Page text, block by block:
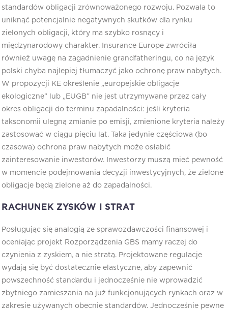
standardów obligacji zrównoważonego rozwoju. Pozwala to
uniknąć potencjalnie negatywnych skutków dla rynku
zielonych obligacji, który ma szybko rosnący i
międzynarodowy charakter. Insurance Europe zwróciła
również uwagę na zagadnienie grandfatheringu, co na język
polski chyba najlepiej tłumaczyć jako ochronę praw nabytych.
W propozycji KE określenie „europejskie obligacje
ekologiczne” lub „EUGB” nie jest utrzymywane przez cały
okres obligacji do terminu zapadalności: jeśli kryteria
taksonomii ulegną zmianie po emisji, zmienione kryteria należy
zastosować w ciągu pięciu lat. Taka jedynie częściowa (bo
czasowa) ochrona praw nabytych może osłabić
zainteresowanie inwestorów. Inwestorzy muszą mieć pewność
w momencie podejmowania decyzji inwestycyjnych, że zielone
obligacje będą zielone aż do zapadalności.
RACHUNEK ZYSKÓW I STRAT
Posługując się analogią ze sprawozdawczości finansowej i
oceniając projekt Rozporządzenia GBS mamy raczej do
czynienia z zyskiem, a nie stratą. Projektowane regulacje
wydają się być dostatecznie elastyczne, aby zapewnić
powszechność standardu i jednocześnie nie wprowadzić
zbytniego zamieszania na już funkcjonujących rynkach oraz w
zakresie używanych obecnie standardów. Jednocześnie pewne